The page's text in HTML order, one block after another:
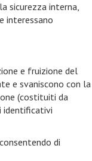
sicurezza interna,
interessano
e fruizione del
e svaniscono con la
(costituiti da
identificativi
di